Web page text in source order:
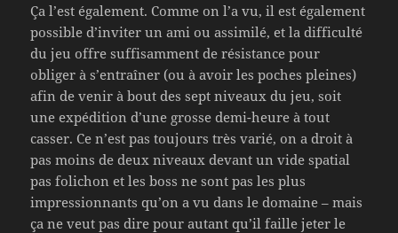
Ça l’est également. Comme on l’a vu, il est également
possible d’inviter un ami ou assimilé, et la difficulté
du jeu offre suffisamment de résistance pour
obliger à s’entraîner (ou à avoir les poches pleines)
afin de venir à bout des sept niveaux du jeu, soit
une expédition d’une grosse demi-heure à tout
casser. Ce n’est pas toujours très varié, on a droit à
pas moins de deux niveaux devant un vide spatial
pas folichon et les boss ne sont pas les plus
impressionnants qu’on a vu dans le domaine – mais
ça ne veut pas dire pour autant qu’il faille jeter le